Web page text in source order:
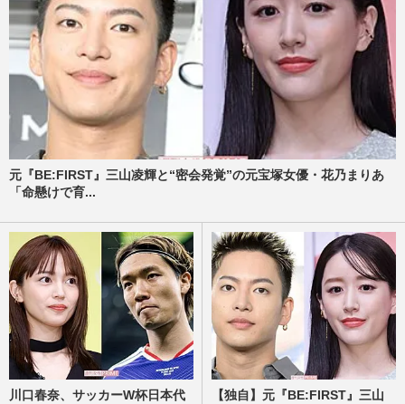
元『BE:FIRST』三山凌輝と“密会発覚”の元宝塚女優・花乃まりあ
「命懸けで育...
川口春奈、サッカーW杯日本代
【独自】元『BE:FIRST』三山